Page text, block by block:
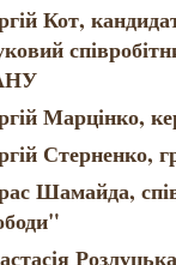
Кот,
Марцінко,
Стерненко,
Шамайда,